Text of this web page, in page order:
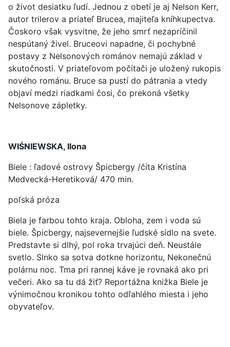
o život desiatku ľudí. Jednou z obetí je aj Nelson Kerr,
autor trilerov a priateľ Brucea, majiteľa kníhkupectva.
Čoskoro však vysvitne, že jeho smrť nezapríčinil
nespútaný živel. Bruceovi napadne, či pochybné
postavy z Nelsonových románov nemajú základ v
skutočnosti. V priateľovom počítači je uložený rukopis
nového románu. Bruce sa pustí do pátrania a vtedy
objaví medzi riadkami čosi, čo prekoná všetky
Nelsonove zápletky.
WIŚNIEWSKA, Ilona
Biele : ľadové ostrovy Špicbergy /číta Kristína
Medvecká-Heretiková/ 470 min.
poľská próza
Biela je farbou tohto kraja. Obloha, zem i voda sú
biele. Špicbergy, najsevernejšie ľudské sídlo na svete.
Predstavte si dlhý, pol roka trvajúci deň. Neustále
svetlo. Slnko sa sotva dotkne horizontu, Nekonečnú
polárnu noc. Tma pri rannej káve je rovnaká ako pri
večeri. Ako sa tu dá žiť? Reportážna knižka Biele je
výnimočnou kronikou tohto odľahlého miesta i jeho
obyvateľov.